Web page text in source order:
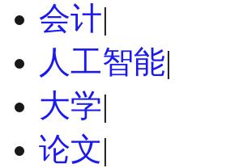
会计|
人工智能|
大学|
论文|